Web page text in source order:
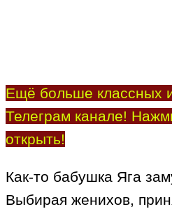
Ещё больше классных
Телеграм канале!
открыть!
Как-то бабушка Яга
Выбирая женихов,